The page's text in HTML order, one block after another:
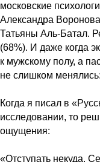
московские
Александра
Татьяны Аль-Батал.
(68%). И даже когда
к мужскому полу, а
не слишком
Когда я писал в
исследовании, то
ощущения:
«Отступать некуда.